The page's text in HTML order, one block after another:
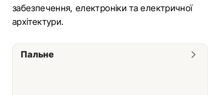
забезпечення, електроніки та електричної
архітектури.
Пальне